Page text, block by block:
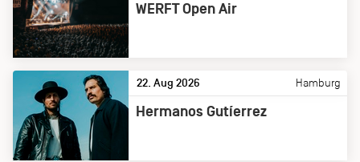
WERFT Open Air
Hamburg
22. Aug 2026
Hermanos Gutíerrez